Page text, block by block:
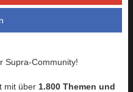
Supra-Community!
mit über 1.800 Themen und